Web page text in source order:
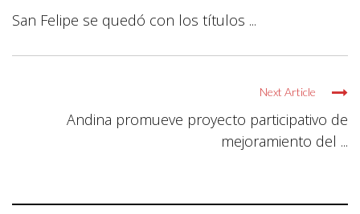
San Felipe se quedó con los títulos ...
Next Article
Andina promueve proyecto participativo de
mejoramiento del ...